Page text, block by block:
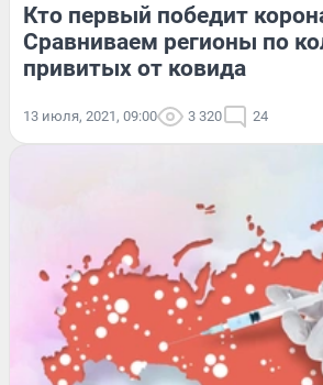
Кто первый победит
Сравниваем регионы по
привитых от ковида
13 июля, 2021, 09:00 3 320 24